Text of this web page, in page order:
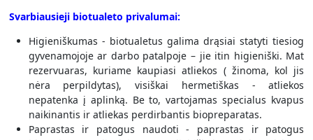
Svarbiausieji biotualeto privalumai:
Higieniškumas - biotualetus galima drąsiai statyti tiesiog
gyvenamojoje ar darbo patalpoje – jie itin higieniški. Mat
rezervuaras, kuriame kaupiasi atliekos ( žinoma, kol jis
nėra perpildytas), visiškai hermetiškas - atliekos
nepatenka į aplinką. Be to, vartojamas specialus kvapus
naikinantis ir atliekas perdirbantis biopreparatas.
Paprastas ir patogus naudoti - paprastas ir patogus